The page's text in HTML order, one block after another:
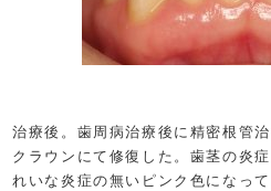
治療後。歯周病治療後に精密根管
クラウンにて修復した。歯茎の炎
れいな炎症の無いピンク色になっ